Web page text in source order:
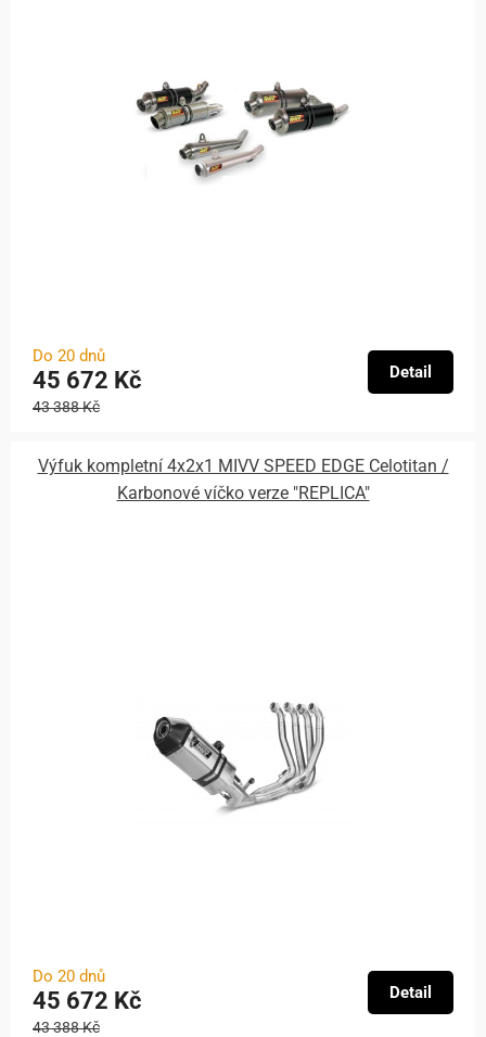
Do 20 dnů
45 672 Kč
43 388 Kč
Detail
Výfuk kompletní 4x2x1 MIVV SPEED EDGE Celotitan /
Karbonové víčko verze "REPLICA"
Do 20 dnů
45 672 Kč
43 388 Kč
Detail